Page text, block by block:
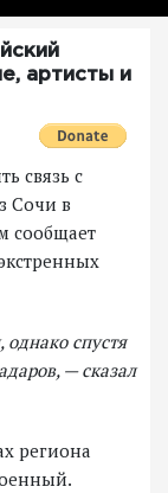
артисты и
связь с
Сочи в
сообщает
спустя
— сказал
региона